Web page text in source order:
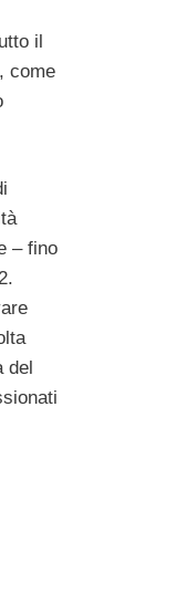
il
come
– fino
del